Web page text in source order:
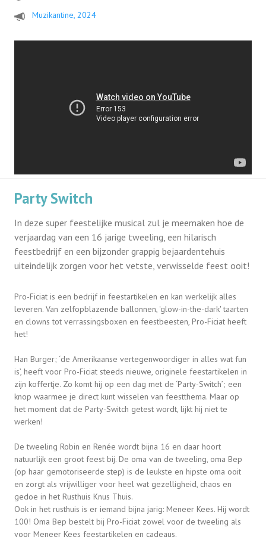
Muzikantine, 2024
Party Switch
In deze super feestelijke musical zul je meemaken hoe de
verjaardag van een 16 jarige tweeling, een hilarisch
feestbedrijf en een bijzonder grappig bejaardentehuis
uiteindelijk zorgen voor het vetste, verwisselde feest ooit!
Pro-Ficiat is een bedrijf in feestartikelen en kan werkelijk alles
leveren. Van zelfopblazende ballonnen, 'glow-in-the-dark' taarten
en clowns tot verrassingsboxen en feestbeesten, Pro-Ficiat heeft
het!
Han Burger; ‘de Amerikaanse vertegenwoordiger in alles wat fun
is’, heeft voor Pro-Ficiat steeds nieuwe, originele feestartikelen in
zijn koffertje. Zo komt hij op een dag met de ‘Party-Switch’; een
knop waarmee je direct kunt wisselen van feestthema. Maar op
het moment dat de Party-Switch getest wordt, lijkt hij niet te
werken!
De tweeling Robin en Renée wordt bijna 16 en daar hoort
natuurlijk een groot feest bij. De oma van de tweeling, oma Bep
(op haar gemotoriseerde step) is de leukste en hipste oma ooit
en zorgt als vrijwilliger voor heel wat gezelligheid, chaos en
gedoe in het Rusthuis Knus Thuis.
Ook in het rusthuis is er iemand bijna jarig: Meneer Kees. Hij wordt
100! Oma Bep bestelt bij Pro-Ficiat zowel voor de tweeling als
voor Meneer Kees feestartikelen en cadeaus.